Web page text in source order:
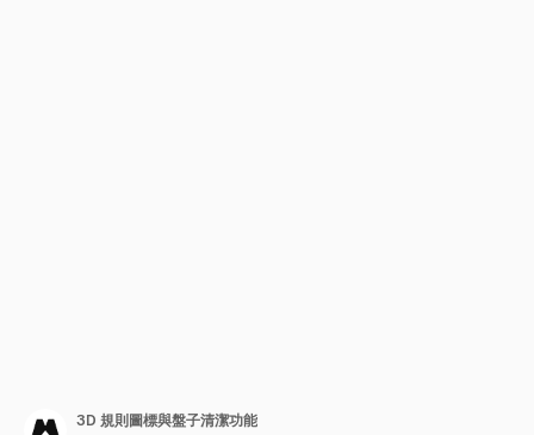
3D 規則圖標與盤子清潔功能